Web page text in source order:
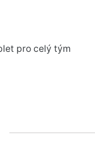
pro celý tým